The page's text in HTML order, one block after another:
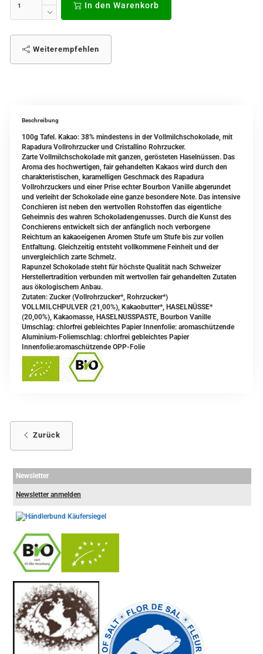
In den Warenkorb
Weiterempfehlen
Beschreibung
100g Tafel. Kakao: 38% mindestens in der Vollmilchschokolade, mit
Rapadura Vollrohrzucker und Cristallino Rohrzucker.
Zarte Vollmilchschokolade mit ganzen, gerösteten Haselnüssen. Das
Aroma des hochwertigen, fair gehandelten Kakaos wird durch den
charakteristischen, karamelligen Geschmack des Rapadura
Vollrohrzuckers und einer Prise echter Bourbon Vanille abgerundet
und verleiht der Schokolade eine ganze besondere Note. Das intensive
Conchieren ist neben den wertvollen Rohstoffen das eigentliche
Geheimnis des wahren Schokoladengenusses. Durch die Kunst des
Conchierens entwickelt sich der anfänglich noch verborgene
Reichtum an kakaoeigenen Aromen Stufe um Stufe bis zur vollen
Entfaltung. Gleichzeitig entsteht vollkommene Feinheit und der
unvergleichlich zarte Schmelz.
Rapunzel Schokolade steht für höchste Qualität nach Schweizer
Herstellertradition verbunden mit wertvollen fair gehandelten Zutaten
aus ökologischem Anbau.
Zutaten: Zucker (Vollrohrzucker*, Rohrzucker*)
VOLLMILCHPULVER (21,00%), Kakaobutter*, HASELNÜSSE*
(20,00%), Kakaomasse, HASELNUSSPASTE, Bourbon Vanille
Umschlag: chlorfrei gebleichtes Papier Innenfolie: aromaschützende
Aluminium-Foliemschlag: chlorfrei gebleichtes Papier
Innenfolie:aromaschützende OPP-Folie
Zurück
Newsletter
Newsletter anmelden